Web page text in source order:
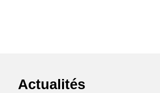
Actualités